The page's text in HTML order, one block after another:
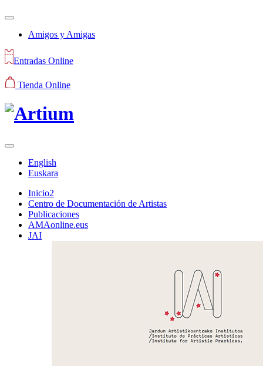
Amigos y Amigas
Entradas Online
Tienda Online
English
Euskara
Inicio2
Centro de Documentación de Artistas
Publicaciones
AMAonline.eus
JAI